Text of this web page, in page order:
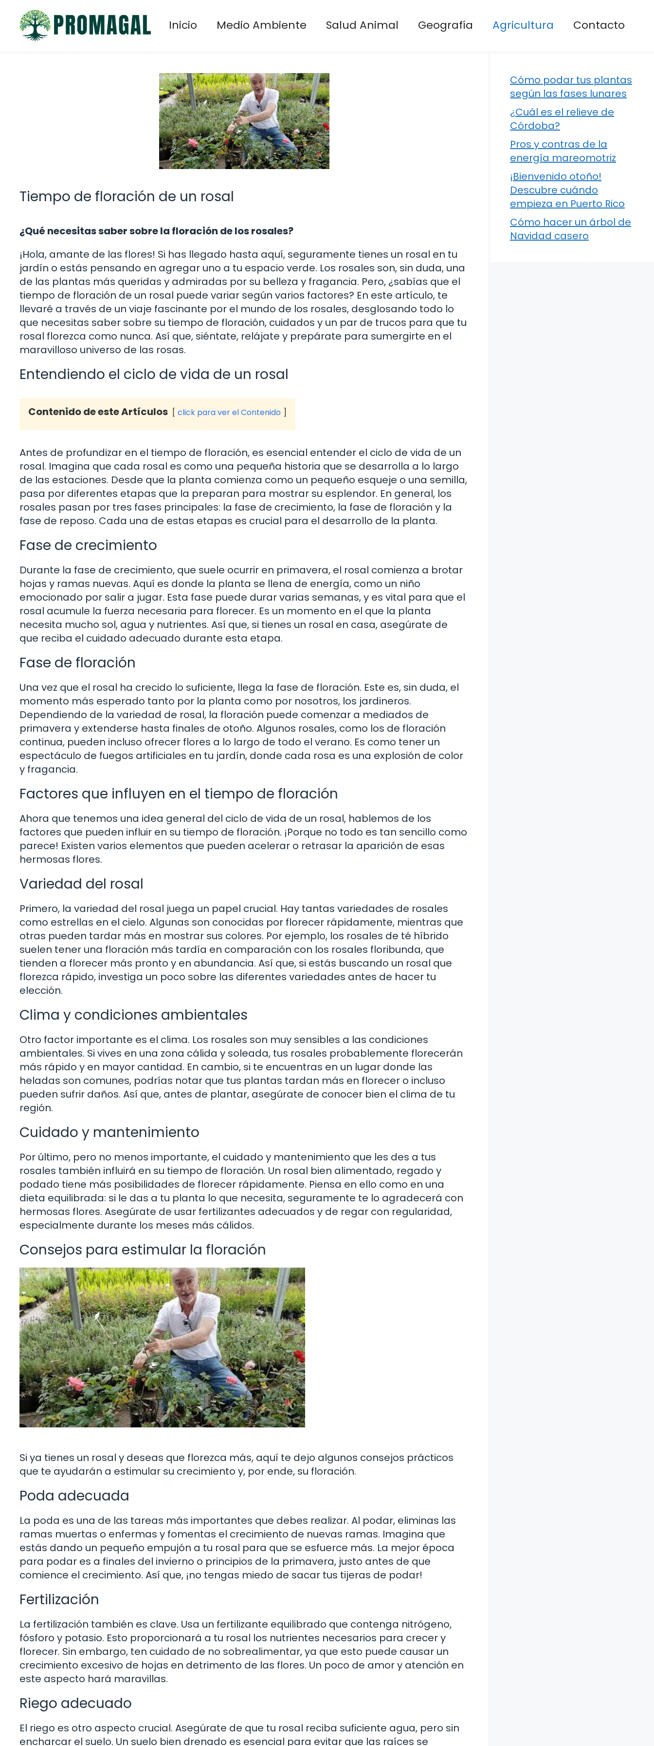
contenido
Inicio Medio Ambiente Salud Animal Geografía Agricultura Contacto
Tiempo de floración de un rosal
¿Qué necesitas saber sobre la floración de los rosales?
¡Hola, amante de las flores! Si has llegado hasta aquí, seguramente tienes un rosal en tu
jardín o estás pensando en agregar uno a tu espacio verde. Los rosales son, sin duda, una
de las plantas más queridas y admiradas por su belleza y fragancia. Pero, ¿sabías que el
tiempo de floración de un rosal puede variar según varios factores? En este artículo, te
llevaré a través de un viaje fascinante por el mundo de los rosales, desglosando todo lo
que necesitas saber sobre su tiempo de floración, cuidados y un par de trucos para que tu
rosal florezca como nunca. Así que, siéntate, relájate y prepárate para sumergirte en el
maravilloso universo de las rosas.
Entendiendo el ciclo de vida de un rosal
Contenido de este Artículos click para ver el Contenido
Antes de profundizar en el tiempo de floración, es esencial entender el ciclo de vida de un
rosal. Imagina que cada rosal es como una pequeña historia que se desarrolla a lo largo
de las estaciones. Desde que la planta comienza como un pequeño esqueje o una semilla,
pasa por diferentes etapas que la preparan para mostrar su esplendor. En general, los
rosales pasan por tres fases principales: la fase de crecimiento, la fase de floración y la
fase de reposo. Cada una de estas etapas es crucial para el desarrollo de la planta.
Fase de crecimiento
Durante la fase de crecimiento, que suele ocurrir en primavera, el rosal comienza a brotar
hojas y ramas nuevas. Aquí es donde la planta se llena de energía, como un niño
emocionado por salir a jugar. Esta fase puede durar varias semanas, y es vital para que el
rosal acumule la fuerza necesaria para florecer. Es un momento en el que la planta
necesita mucho sol, agua y nutrientes. Así que, si tienes un rosal en casa, asegúrate de
que reciba el cuidado adecuado durante esta etapa.
Fase de floración
Una vez que el rosal ha crecido lo suficiente, llega la fase de floración. Este es, sin duda, el
momento más esperado tanto por la planta como por nosotros, los jardineros.
Dependiendo de la variedad de rosal, la floración puede comenzar a mediados de
primavera y extenderse hasta finales de otoño. Algunos rosales, como los de floración
continua, pueden incluso ofrecer flores a lo largo de todo el verano. Es como tener un
espectáculo de fuegos artificiales en tu jardín, donde cada rosa es una explosión de color
y fragancia.
Factores que influyen en el tiempo de floración
Ahora que tenemos una idea general del ciclo de vida de un rosal, hablemos de los
factores que pueden influir en su tiempo de floración. ¡Porque no todo es tan sencillo como
parece! Existen varios elementos que pueden acelerar o retrasar la aparición de esas
hermosas flores.
Variedad del rosal
Primero, la variedad del rosal juega un papel crucial. Hay tantas variedades de rosales
como estrellas en el cielo. Algunas son conocidas por florecer rápidamente, mientras que
otras pueden tardar más en mostrar sus colores. Por ejemplo, los rosales de té híbrido
suelen tener una floración más tardía en comparación con los rosales floribunda, que
tienden a florecer más pronto y en abundancia. Así que, si estás buscando un rosal que
florezca rápido, investiga un poco sobre las diferentes variedades antes de hacer tu
elección.
Clima y condiciones ambientales
Otro factor importante es el clima. Los rosales son muy sensibles a las condiciones
ambientales. Si vives en una zona cálida y soleada, tus rosales probablemente florecerán
más rápido y en mayor cantidad. En cambio, si te encuentras en un lugar donde las
heladas son comunes, podrías notar que tus plantas tardan más en florecer o incluso
pueden sufrir daños. Así que, antes de plantar, asegúrate de conocer bien el clima de tu
región.
Cuidado y mantenimiento
Por último, pero no menos importante, el cuidado y mantenimiento que les des a tus
rosales también influirá en su tiempo de floración. Un rosal bien alimentado, regado y
podado tiene más posibilidades de florecer rápidamente. Piensa en ello como en una
dieta equilibrada: si le das a tu planta lo que necesita, seguramente te lo agradecerá con
hermosas flores. Asegúrate de usar fertilizantes adecuados y de regar con regularidad,
especialmente durante los meses más cálidos.
Consejos para estimular la floración
Si ya tienes un rosal y deseas que florezca más, aquí te dejo algunos consejos prácticos
que te ayudarán a estimular su crecimiento y, por ende, su floración.
Poda adecuada
La poda es una de las tareas más importantes que debes realizar. Al podar, eliminas las
ramas muertas o enfermas y fomentas el crecimiento de nuevas ramas. Imagina que
estás dando un pequeño empujón a tu rosal para que se esfuerce más. La mejor época
para podar es a finales del invierno o principios de la primavera, justo antes de que
comience el crecimiento. Así que, ¡no tengas miedo de sacar tus tijeras de podar!
Fertilización
La fertilización también es clave. Usa un fertilizante equilibrado que contenga nitrógeno,
fósforo y potasio. Esto proporcionará a tu rosal los nutrientes necesarios para crecer y
florecer. Sin embargo, ten cuidado de no sobrealimentar, ya que esto puede causar un
crecimiento excesivo de hojas en detrimento de las flores. Un poco de amor y atención en
este aspecto hará maravillas.
Riego adecuado
El riego es otro aspecto crucial. Asegúrate de que tu rosal reciba suficiente agua, pero sin
encharcar el suelo. Un suelo bien drenado es esencial para evitar que las raíces se
Cómo podar tus plantas
según las fases lunares
¿Cuál es el relieve de
Córdoba?
Pros y contras de la
energía mareomotriz
¡Bienvenido otoño!
Descubre cuándo
empieza en Puerto Rico
Cómo hacer un árbol de
Navidad casero